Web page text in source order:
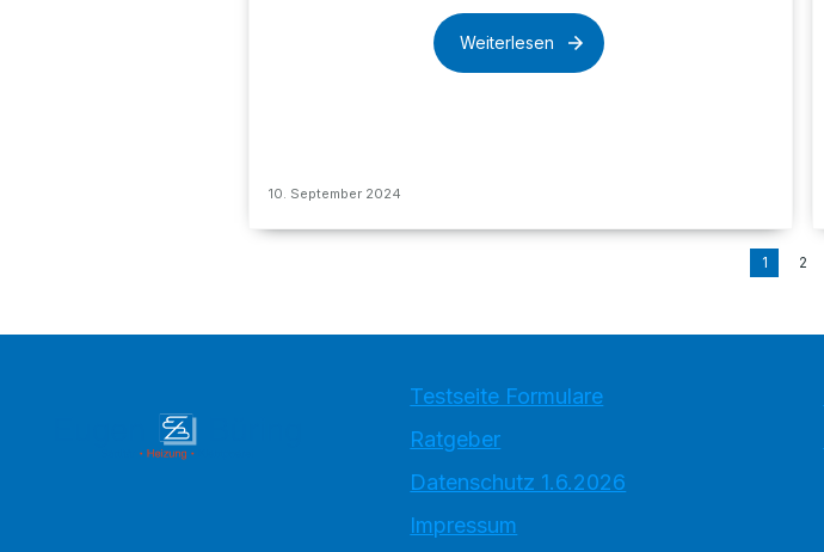
10. September 2024
Weiterlesen
1 2
Testseite Formulare
Ratgeber
Datenschutz 1.6.2026
Impressum